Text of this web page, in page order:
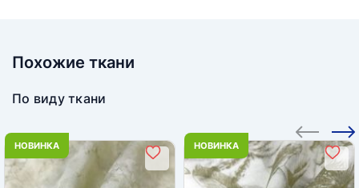
Похожие ткани
По виду ткани
НОВИНКА НОВИНКА